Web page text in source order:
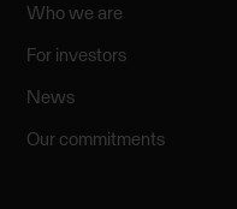
Who we are
For investors
News
Our commitments